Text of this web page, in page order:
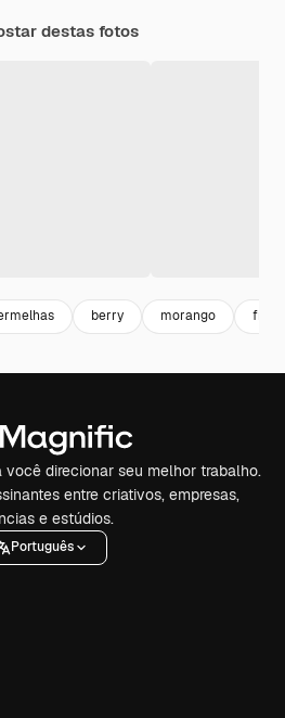
destas fotos
berry morango
direcionar seu melhor trabalho.
entre criativos, empresas,
e estúdios.
Português